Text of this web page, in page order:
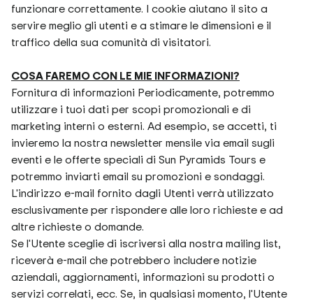
funzionare correttamente. I cookie aiutano il sito a
servire meglio gli utenti e a stimare le dimensioni e il
traffico della sua comunità di visitatori.
COSA FAREMO CON LE MIE INFORMAZIONI?
Fornitura di informazioni Periodicamente, potremmo
utilizzare i tuoi dati per scopi promozionali e di
marketing interni o esterni. Ad esempio, se accetti, ti
invieremo la nostra newsletter mensile via email sugli
eventi e le offerte speciali di Sun Pyramids Tours e
potremmo inviarti email su promozioni e sondaggi.
L'indirizzo e-mail fornito dagli Utenti verrà utilizzato
esclusivamente per rispondere alle loro richieste e ad
altre richieste o domande.
Se l'Utente sceglie di iscriversi alla nostra mailing list,
riceverà e-mail che potrebbero includere notizie
aziendali, aggiornamenti, informazioni su prodotti o
servizi correlati, ecc. Se, in qualsiasi momento, l'Utente